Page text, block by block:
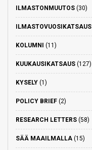
ILMASTONMUUTOS (30)
ILMASTOVUOSIKATSAUS
KOLUMNI (11)
KUUKAUSIKATSAUS (127)
KYSELY (1)
POLICY BRIEF (2)
RESEARCH LETTERS (58)
SÄÄ MAAILMALLA (15)